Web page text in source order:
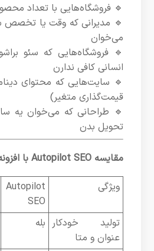
🔹 فروشگاه‌هایی با تعداد محصول
🔹 مدیرانی که وقت یا تخصص
می‌خوان
🔹 فروشگاه‌هایی که سئو
انسانی کافی ندارن
🔹 سایت‌هایی که محتوای
قیمت‌گذاری متغیر)
🔹 طراحانی که می‌خوان یه
تحویل بدن
مقایسه Autopilot SEO با افزونه‌های سئو دستی
ویژگی
Autopilot
SEO
تولید خودکار
عنوان و متا
بله